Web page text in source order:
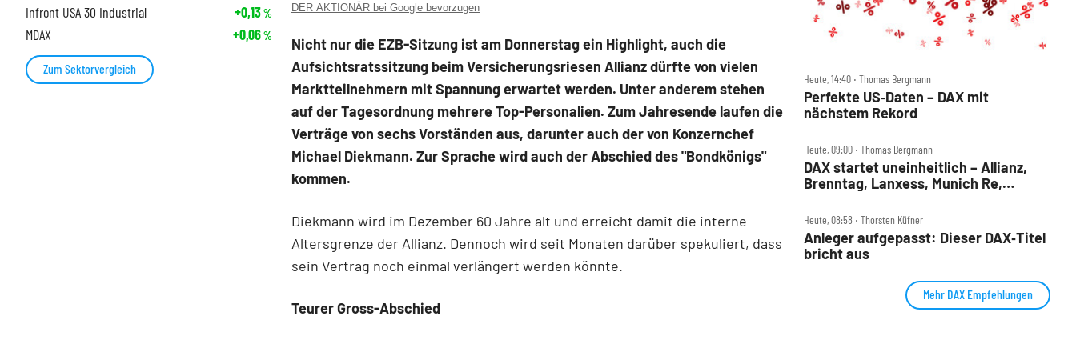
DER AKTIONÄR bei Google bevorzugen
Nicht nur die EZB-Sitzung ist am Donnerstag ein Highlight, auch die
Aufsichtsratssitzung beim Versicherungsriesen Allianz dürfte von vielen
Marktteilnehmern mit Spannung erwartet werden. Unter anderem stehen
auf der Tagesordnung mehrere Top-Personalien. Zum Jahresende laufen die
Verträge von sechs Vorständen aus, darunter auch der von Konzernchef
Michael Diekmann. Zur Sprache wird auch der Abschied des "Bondkönigs"
kommen.
Diekmann wird im Dezember 60 Jahre alt und erreicht damit die interne
Altersgrenze der Allianz. Dennoch wird seit Monaten darüber spekuliert, dass
sein Vertrag noch einmal verlängert werden könnte.
Teurer Gross-Abschied
Infront USA 30 Industrial +0,13%
MDAX +0,06%
Zum Sektorvergleich
Heute, 14:40 ‧ Thomas Bergmann
Perfekte US‑Daten – DAX mit
nächstem Rekord
Heute, 09:00 ‧ Thomas Bergmann
DAX startet uneinheitlich – Allianz,
Brenntag, Lanxess, Munich Re,
Heute, 08:58 ‧ Thorsten Küfner
Anleger aufgepasst: Dieser DAX‑Titel
bricht aus
Mehr DAX Empfehlungen